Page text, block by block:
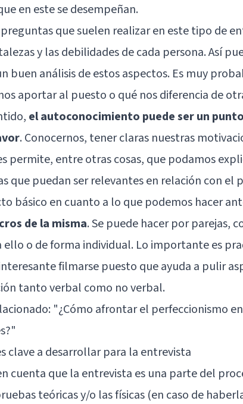
en este se desempeñan.
que suelen realizar en este tipo de
y las debilidades de cada persona. Así
buen análisis de estos aspectos. Es muy
aportar al puesto o qué nos diferencia de
el autoconocimiento puede ser un
. Conocernos, tener claras nuestras
permite, entre otras cosas, que podamos
que puedan ser relevantes en relación con el
básico en cuanto a lo que podemos hacer
de la misma. Se puede hacer por parejas,
ello o de forma individual. Lo importante es
filmarse puesto que ayuda a pulir
tanto verbal como no verbal.
"¿Cómo afrontar el perfeccionismo
clave a desarrollar para la entrevista
cuenta que la entrevista es una parte del
teóricas y/o las físicas (en caso de